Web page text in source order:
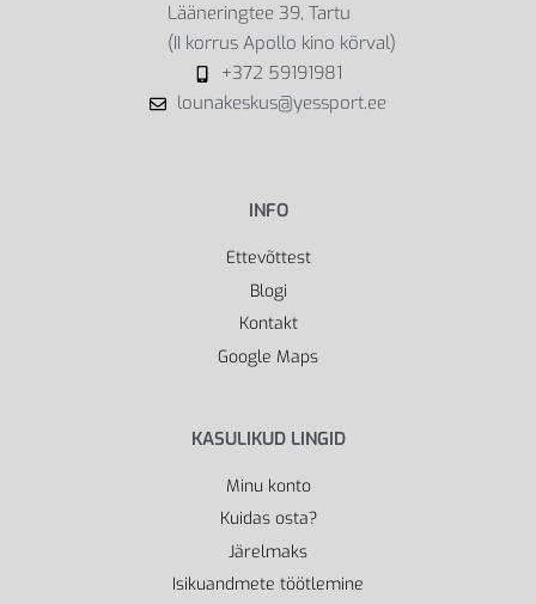
Lääneringtee 39, Tartu
(II korrus Apollo kino kõrval)
+372 59191981
lounakeskus@yessport.ee
INFO
Ettevõttest
Blogi
Kontakt
Google Maps
KASULIKUD LINGID
Minu konto
Kuidas osta?
Järelmaks
Isikuandmete töötlemine